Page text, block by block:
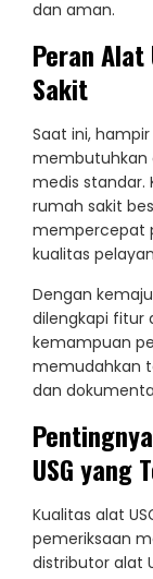
dan aman.
Peran Alat
Sakit
Saat ini,
membutuhkan
medis standar.
rumah sakit
mempercepat
kualitas
Dengan
dilengkapi fitur
kemampuan
memudahkan
dan
USG yang
Kualitas alat
pemeriksaan
distributor alat